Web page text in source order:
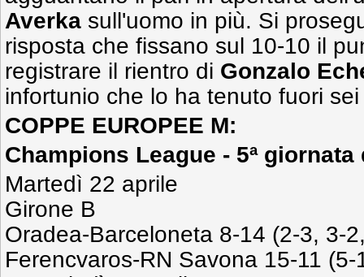
Averka sull'uomo in più. Si
risposta che fissano sul 10-10 il
registrare il rientro di Gonzalo
infortunio che lo ha tenuto fuori
COPPE EUROPEE M:
Champions League - 5ª
Martedì 22 aprile
Girone B
Oradea-Barceloneta 8-14 (2-3, 3-
Ferencvaros-RN Savona 15-11